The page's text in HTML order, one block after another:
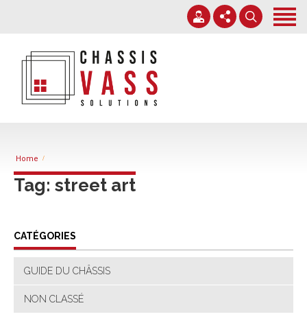
Nos chantiers
Expertise
+32 71 38 38 70
Home
Tag: street art
CATÉGORIES
GUIDE DU CHÂSSIS
NON CLASSÉ